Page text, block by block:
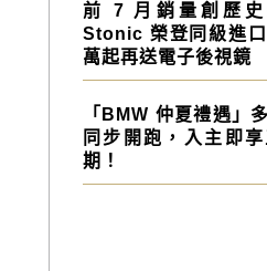
前 7 月銷量創歷
Stonic 榮登同級進
萬起再送電子後視鏡
「BMW 仲夏禮遇」
同步開跑，入主即
期！